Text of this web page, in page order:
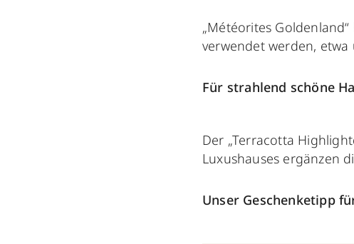
„Météorites Goldenland“
verwendet werden,
Für strahlend schöne
Der „Terracotta
Luxushauses ergänzen
Unser Geschenketipp